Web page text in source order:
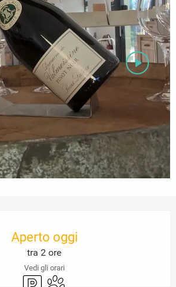
Aperto oggi
tra 2 ore
Vedi gli orari
ParcheggioAnimali ammessi